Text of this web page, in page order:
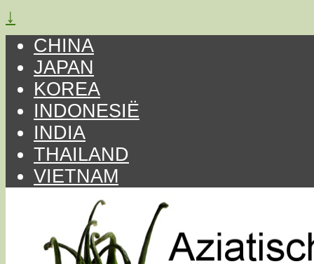
↓
CHINA
JAPAN
KOREA
INDONESIË
INDIA
THAILAND
VIETNAM